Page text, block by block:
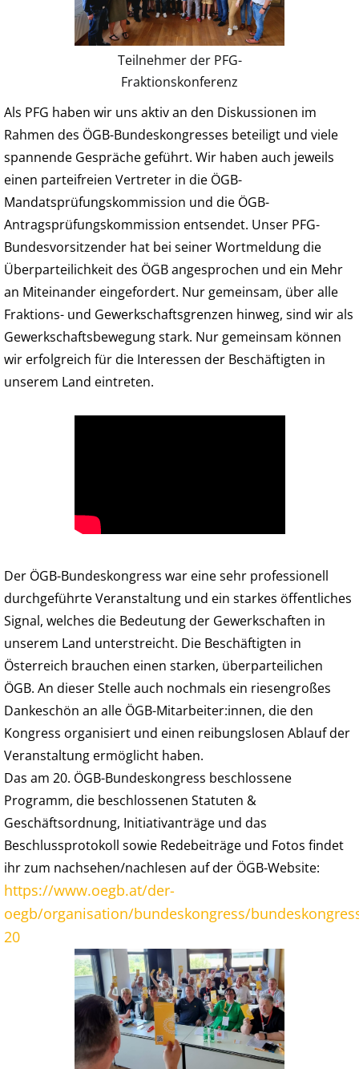
Teilnehmer der PFG-
Fraktionskonferenz
Als PFG haben wir uns aktiv an den Diskussionen im
Rahmen des ÖGB-Bundeskongresses beteiligt und viele
spannende Gespräche geführt. Wir haben auch jeweils
einen parteifreien Vertreter in die ÖGB-
Mandatsprüfungskommission und die ÖGB-
Antragsprüfungskommission entsendet. Unser PFG-
Bundesvorsitzender hat bei seiner Wortmeldung die
Überparteilichkeit des ÖGB angesprochen und ein Mehr
an Miteinander eingefordert. Nur gemeinsam, über alle
Fraktions- und Gewerkschaftsgrenzen hinweg, sind wir als
Gewerkschaftsbewegung stark. Nur gemeinsam können
wir erfolgreich für die Interessen der Beschäftigten in
unserem Land eintreten.
Der ÖGB-Bundeskongress war eine sehr professionell
durchgeführte Veranstaltung und ein starkes öffentliches
Signal, welches die Bedeutung der Gewerkschaften in
unserem Land unterstreicht. Die Beschäftigten in
Österreich brauchen einen starken, überparteilichen
ÖGB. An dieser Stelle auch nochmals ein riesengroßes
Dankeschön an alle ÖGB-Mitarbeiter:innen, die den
Kongress organisiert und einen reibungslosen Ablauf der
Veranstaltung ermöglicht haben.
Das am 20. ÖGB-Bundeskongress beschlossene
Programm, die beschlossenen Statuten &
Geschäftsordnung, Initiativanträge und das
Beschlussprotokoll sowie Redebeiträge und Fotos findet
ihr zum nachsehen/nachlesen auf der ÖGB-Website:
https://www.oegb.at/der-
oegb/organisation/bundeskongress/
20